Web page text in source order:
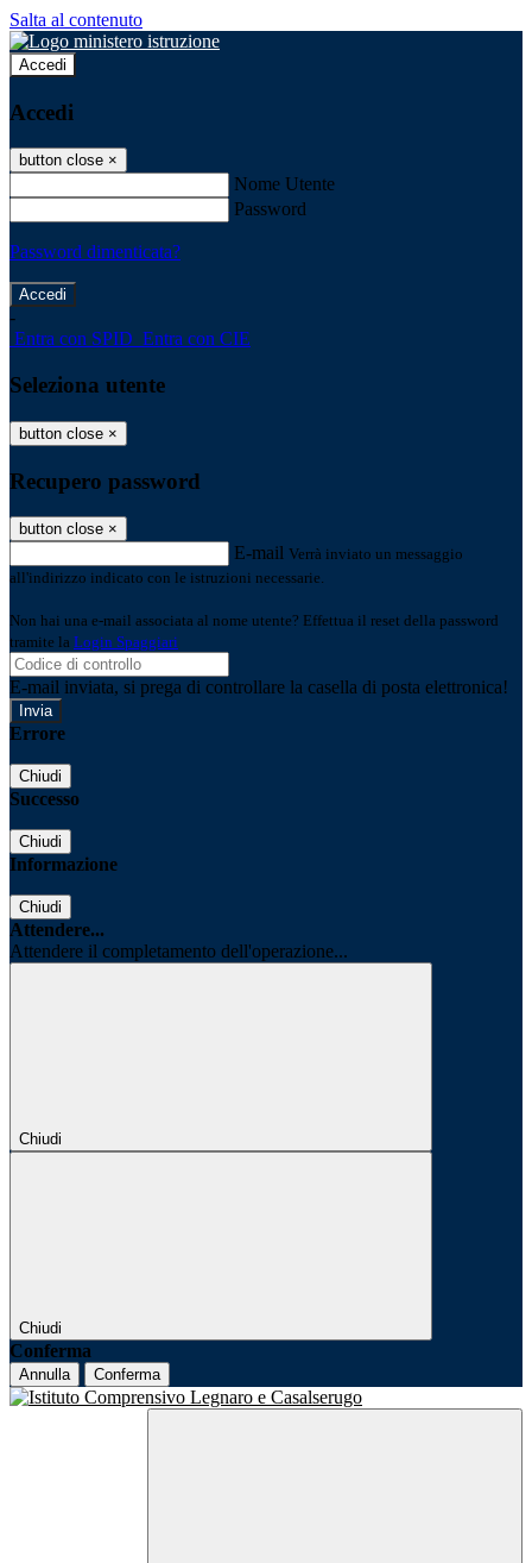
Salta al contenuto
Accedi
Accedi
button close ×
Nome Utente
Password
Password dimenticata?
-
Entra con SPID Entra con CIE
Seleziona utente
button close ×
Recupero password
button close ×
E-mail Verrà inviato un messaggio
all'indirizzo indicato con le istruzioni necessarie.
Non hai una e-mail associata al nome utente? Effettua il reset della password
tramite la Login Spaggiari
E-mail inviata, si prega di controllare la casella di posta elettronica!
Errore
Chiudi
Successo
Chiudi
Informazione
Chiudi
Attendere...
Attendere il completamento dell'operazione...
Chiudi
Chiudi
Conferma
Annulla Conferma